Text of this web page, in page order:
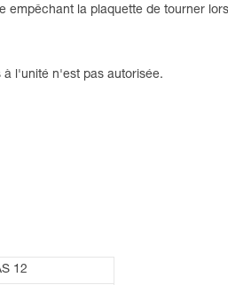
la plaquette de tourner
l'unité n'est pas autorisée.
12